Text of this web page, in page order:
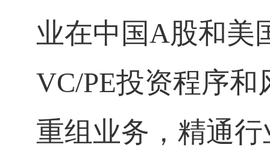
业在中国A股和美
VC/PE投资程序和
重组业务，精通